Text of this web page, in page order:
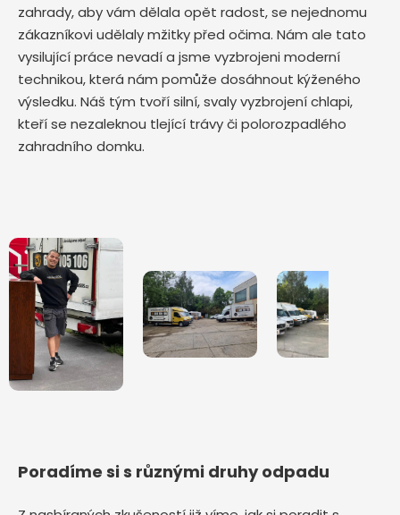
zahrady, aby vám dělala opět radost, se nejednomu
zákazníkovi udělaly mžitky před očima. Nám ale tato
vysilující práce nevadí a jsme vyzbrojeni moderní
technikou, která nám pomůže dosáhnout kýženého
výsledku. Náš tým tvoří silní, svaly vyzbrojení chlapi,
kteří se nezaleknou tlející trávy či polorozpadlého
zahradního domku.
Poradíme si s různými druhy odpadu